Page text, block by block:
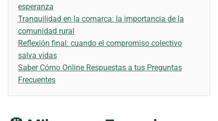
esperanza
Tranquilidad en la comarca: la importancia de la
comunidad rural
Reflexión final: cuando el compromiso colectivo
salva vidas
Saber Cómo Online Respuestas a tus Preguntas
Frecuentes